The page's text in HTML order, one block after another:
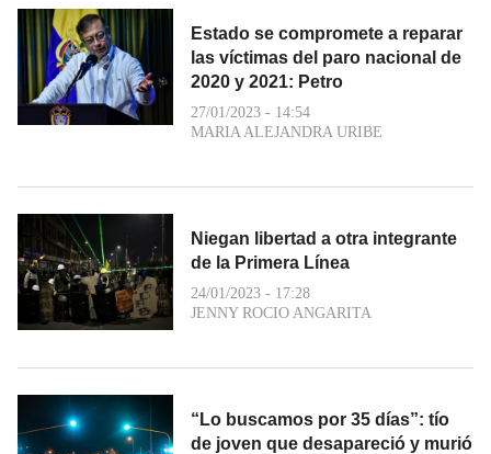
Estado se compromete a reparar
las víctimas del paro nacional de
2020 y 2021: Petro
27/01/2023 - 14:54
MARIA ALEJANDRA URIBE
Niegan libertad a otra integrante
de la Primera Línea
24/01/2023 - 17:28
JENNY ROCIO ANGARITA
“Lo buscamos por 35 días”: tío
de joven que desapareció y murió